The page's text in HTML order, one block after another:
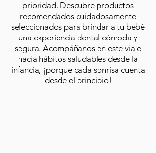
prioridad. Descubre productos
recomendados cuidadosamente
seleccionados para brindar a tu bebé
una experiencia dental cómoda y
segura. Acompáñanos en este viaje
hacia hábitos saludables desde la
infancia, ¡porque cada sonrisa cuenta
desde el principio!